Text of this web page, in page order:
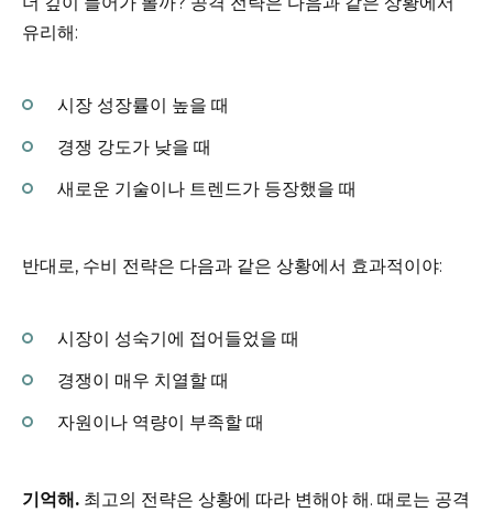
유리해:
시장 성장률이 높을 때
경쟁 강도가 낮을 때
새로운 기술이나 트렌드가 등장했을 때
반대로, 수비 전략은 다음과 같은 상황에서 효과적이야:
시장이 성숙기에 접어들었을 때
경쟁이 매우 치열할 때
자원이나 역량이 부족할 때
기억해. 최고의 전략은 상황에 따라 변해야 해. 때로는 공격